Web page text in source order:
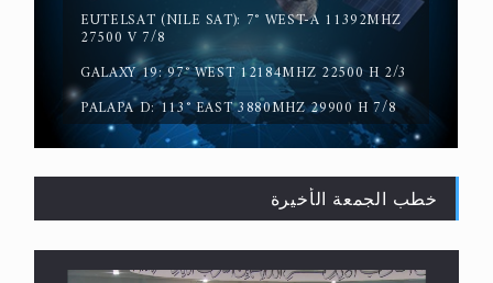
لا ناسخ ولا منسوخ في القرآن الكريم
EUTELSAT (NILE SAT): 7° WEST-A 11392MHZ
27500 V 7/8
GALAXY 19: 97° WEST 12184MHZ 22500 H 2/3
PALAPA D: 113° EAST 3880MHZ 29900 H 7/8
خطب الجمعة الأخيرة